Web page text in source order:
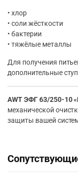
• хлор
• соли жёсткости
• бактерии
• тяжёлые металлы
Для получения
дополнительные
AWT ЭФГ 63/250-10
механической
защиты вашей